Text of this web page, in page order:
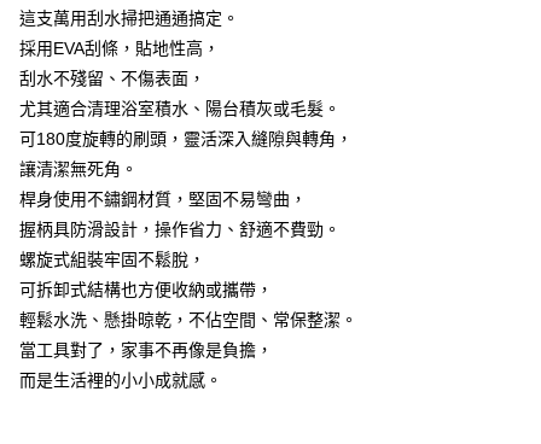
是否繳費成功／繳費後需取消欲退款等相關疑問，請聯繫「AFTEE先享後付
客戶支援中心」 https://netprotections.freshdesk.com/support/home
【注意事項】
１．透過由恩沛科技股份有限公司提供之「AFTEE先享後付」服務完成之交
易，需依本服務之必要範圍內提供個人資料，並將交易相關給付款項請求債
權轉讓予恩沛科技股份有限公司。
２．關於個人資料處理事宜，請瀏覽以下網址：
３．未成年的使用者請事先徵得法定代理人或監護人之同意方可使用
「AFTEE先享後付」，若未經同意申辦者引起之損失，本公司不負相關責
任。
４．使用「AFTEE先享後付」時，將依據個別帳號之用戶狀況，依本公司即
時審查核予不同之上限額度；若仍有額度不足之情形，本公司將視審查結果
請求用戶進行身份認證。
恩沛科技股份有限公司將有權停止該用戶之使用額度並採取法律行動。
每筆NT$100，滿NT$799(含以上)免運費
離島宅配
每筆NT$150
這支萬用刮水掃把通通搞定。
採用EVA刮條，貼地性高，
刮水不殘留、不傷表面，
尤其適合清理浴室積水、陽台積灰或毛髮。
可180度旋轉的刷頭，靈活深入縫隙與轉角，
讓清潔無死角。
桿身使用不鏽鋼材質，堅固不易彎曲，
握柄具防滑設計，操作省力、舒適不費勁。
螺旋式組裝牢固不鬆脫，
可拆卸式結構也方便收納或攜帶，
輕鬆水洗、懸掛晾乾，不佔空間、常保整潔。
當工具對了，家事不再像是負擔，
而是生活裡的小小成就感。